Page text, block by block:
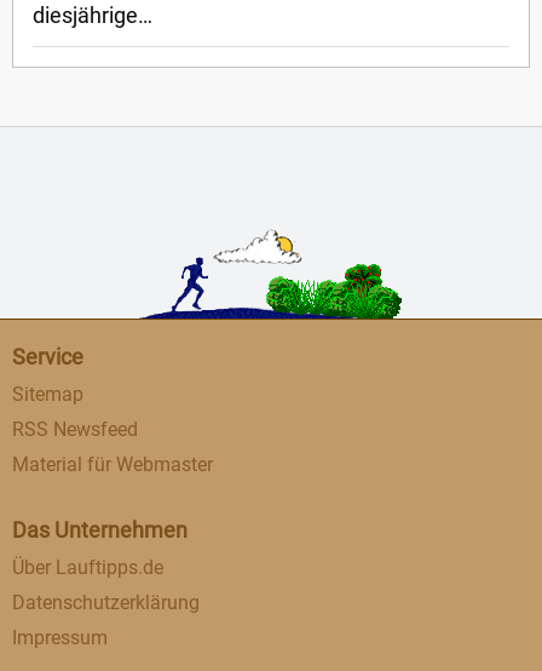
diesjährige…
Service
Sitemap
RSS Newsfeed
Material für Webmaster
Das Unternehmen
Über Lauftipps.de
Datenschutzerklärung
Impressum